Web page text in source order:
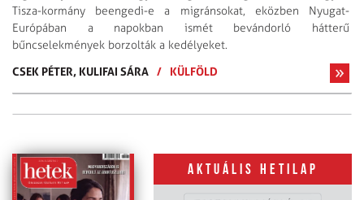
Tisza-kormány beengedi-e a migránsokat, eközben Nyugat-
Európában a napokban ismét bevándorló hátterű
bűncselekmények borzolták a kedélyeket.
CSEK PÉTER, KULIFAI SÁRA / KÜLFÖLD
Aktuális hetilap